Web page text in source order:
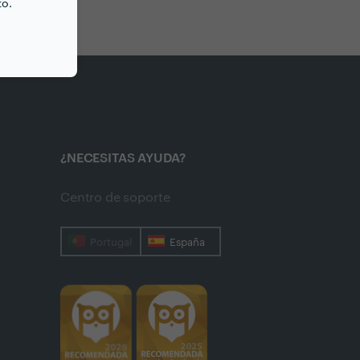
¿NECESITAS AYUDA?
Centro de soporte
Portugal España